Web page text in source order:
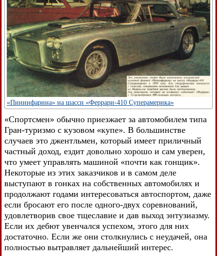
«Пининфарина» на шасси «Феррари-410 Суперамерика»
«Спортсмен» обычно приезжает за автомобилем типа
Гран-туризмо с кузовом «купе». В большинстве
случаев это джентльмен, который имеет приличный
частный доход, ездит довольно хорошо и сам уверен,
что умеет управлять машиной «почти как гонщик».
Некоторые из этих заказчиков и в самом деле
выступают в гонках на собственных автомобилях и
продолжают годами интересоваться автоспортом, даже
если бросают его после одного-двух соревнований,
удовлетворив свое тщеславие и дав выход энтузиазму.
Если их дебют увенчался успехом, этого для них
достаточно. Если же они столкнулись с неудачей, она
полностью вытравляет дальнейший интерес.